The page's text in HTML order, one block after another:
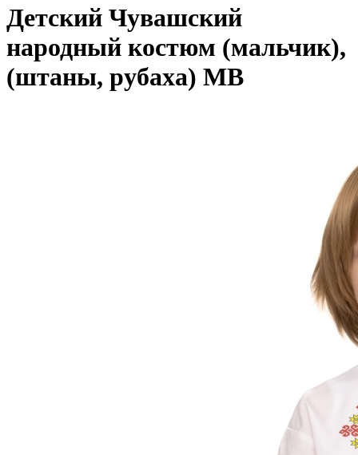
Детский Чувашский
народный костюм (мальчик),
(штаны, рубаха) МВ